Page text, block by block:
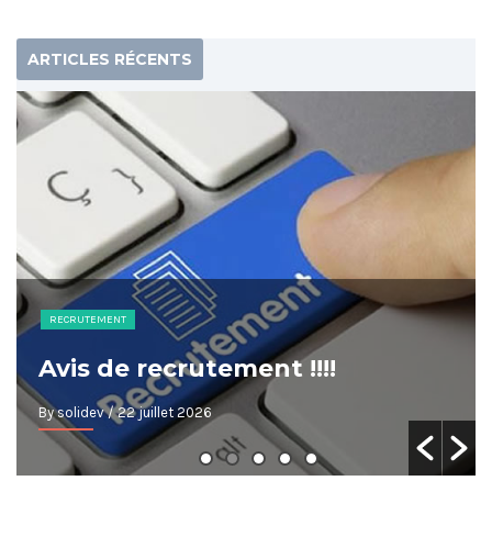
ARTICLES RÉCENTS
RECRUTEMENT
Avis de recrutement !!!!
By solidev/ 22 juillet 2026